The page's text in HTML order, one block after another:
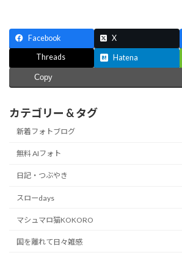
Facebook X
Threads Hatena
Copy
カテゴリー & タグ
新着フォトブログ
無料 AIフォト
日記・つぶやき
スローdays
マシュマロ猫KOKORO
国を離れて日々雑感